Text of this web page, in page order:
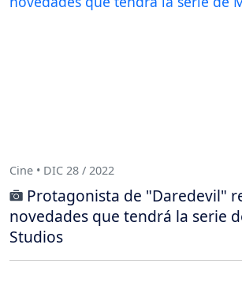
Cine • DIC 28 / 2022
Protagonista de "Daredevil"
novedades que tendrá la serie
Studios